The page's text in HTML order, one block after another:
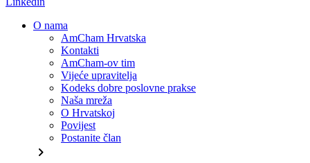
O nama
AmCham Hrvatska
Kontakti
AmCham-ov tim
Vijeće upravitelja
Kodeks dobre poslovne prakse
Naša mreža
O Hrvatskoj
Povijest
Postanite član
chevron_right